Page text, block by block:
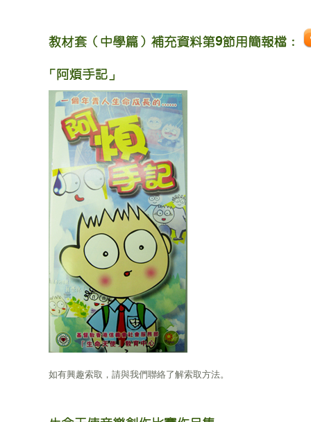
如有興趣索取，請與我們聯絡了解索取方法。